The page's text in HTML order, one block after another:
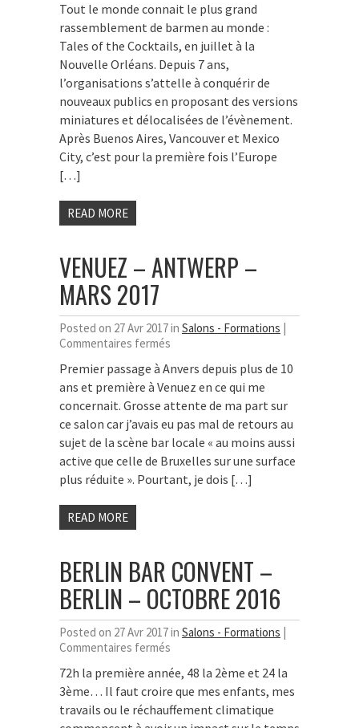
of
the
Cocktails
–
Tales
on
Tour
–
Edinburgh
Avril
Tout le monde connait le plus grand
rassemblement de barmen au monde :
Tales of the Cocktails, en juillet à la
Nouvelle Orléans. Depuis 7 ans,
l’organisations s’attelle à conquérir de
nouveaux publics en proposant des versions
miniatures et délocalisées de l’évènement.
Après Buenos Aires, Vancouver et Mexico
City, c’est pour la première fois l’Europe
[…]
READ MORE
VENUEZ – ANTWERP –
MARS 2017
Posted on 27 Avr 2017 in Salons - Formations |
Commentaires fermés
–
Antwerp
–
Mars
2017
Premier passage à Anvers depuis plus de 10
ans et première à Venuez en ce qui me
concernait. Grosse attente de ma part sur
ce salon car j’avais eu pas mal de retours au
sujet de la scène bar locale « au moins aussi
active que celle de Bruxelles sur une surface
plus réduite ». Pourtant, je dois […]
READ MORE
BERLIN BAR CONVENT –
BERLIN – OCTOBRE 2016
Posted on 27 Avr 2017 in Salons - Formations |
Commentaires fermés
Bar
Convent
–
Berlin
72h la première année, 48 la 2ème et 24 la
3ème… Il faut croire que mes enfants, mes
travails ou le réchauffement climatique